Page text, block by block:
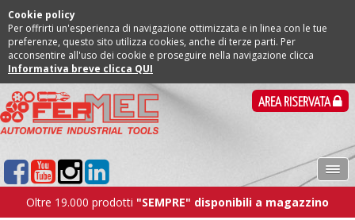
Cookie policy
Per offrirti un'esperienza di navigazione ottimizzata e in linea con le tue
preferenze, questo sito utilizza cookies, anche di terze parti. Per
acconsentire all'uso dei cookie e proseguire nella navigazione clicca
Informativa breve clicca QUI
AREA RISERVATA
Oltre 19.000 prodotti "SEMPRE" disponibili a magazzino